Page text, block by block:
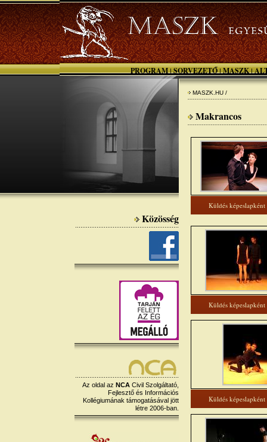
PROGRAM | SORVEZETŐ | MASZK |
Közösség
Az oldal az NCA Civil Szolgáltató,
Fejlesztő és Információs
Kollégiumának támogatásával jött
létre 2006-ban.
MASZK.HU /
Makrancos
Küldés képeslapként
Küldés képeslapként
Küldés képeslapként